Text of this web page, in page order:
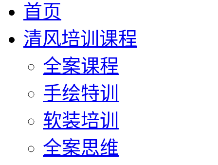
首页
清风培训课程
全案课程
手绘特训
软装培训
全案思维